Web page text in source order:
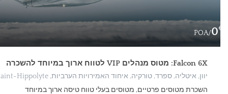
0€
/POA
Falcon 6X: מטוס מנהלים VIP לטווח ארוך במיוחד להשכרה
יוון, איטליה, ספרד, טורקיה, איחוד האמירויות הערביות, Artistic Air Dubaï, Rue Saint-Hippolyte, רובע Croulebarbe, המחוז ה-13 של פריז, פריז, איל-דה-פראנס, צרפת המטרופוליטנית, 75013, צרפת
השכרת מטוסים פרטיים, מטוסים בעלי טווח טיסה ארוך במיוחד